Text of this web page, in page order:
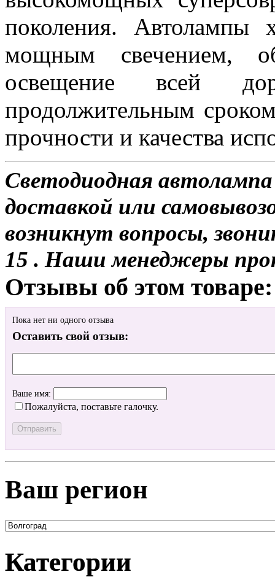
поколения. Автолампы
мощным свечением,
освещение всей
продолжительным
прочности и качества
Светодиодная
доставкой или
возникнут вопросы,
15 . Наши менеджеры
Отзывы об этом товаре:
Пока нет ни одного отзыва
Оставить свой отзыв:
Ваше имя:
Пожалуйста, поставьте галочку.
Ваш регион
Категории